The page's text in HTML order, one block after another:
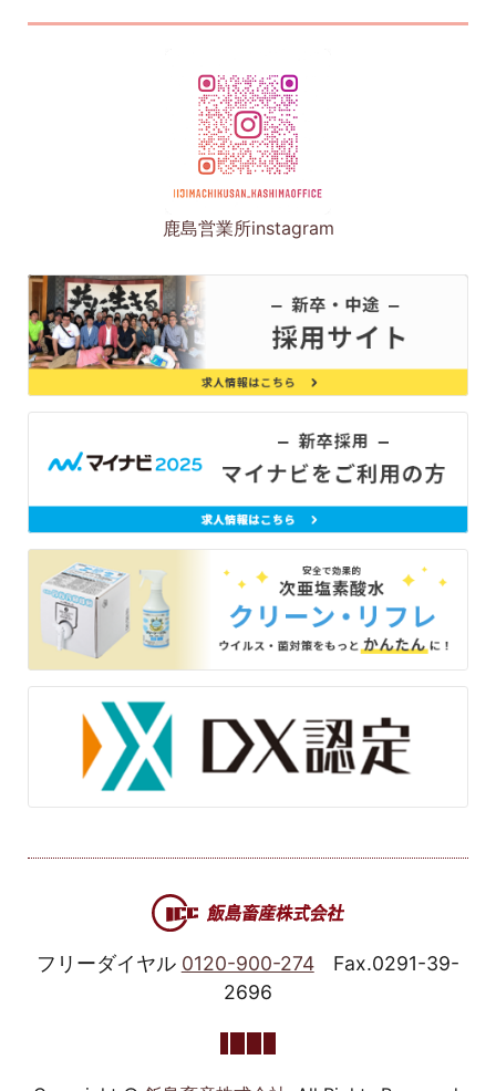
鹿島営業所instagram
フリーダイヤル 0120-900-274
Fax.0291-39-
2696